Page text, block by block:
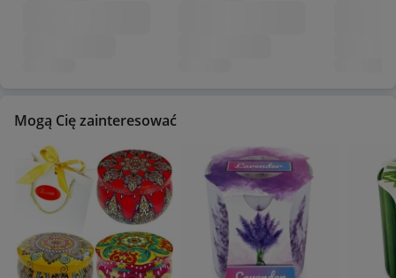
Mogą Cię zainteresować